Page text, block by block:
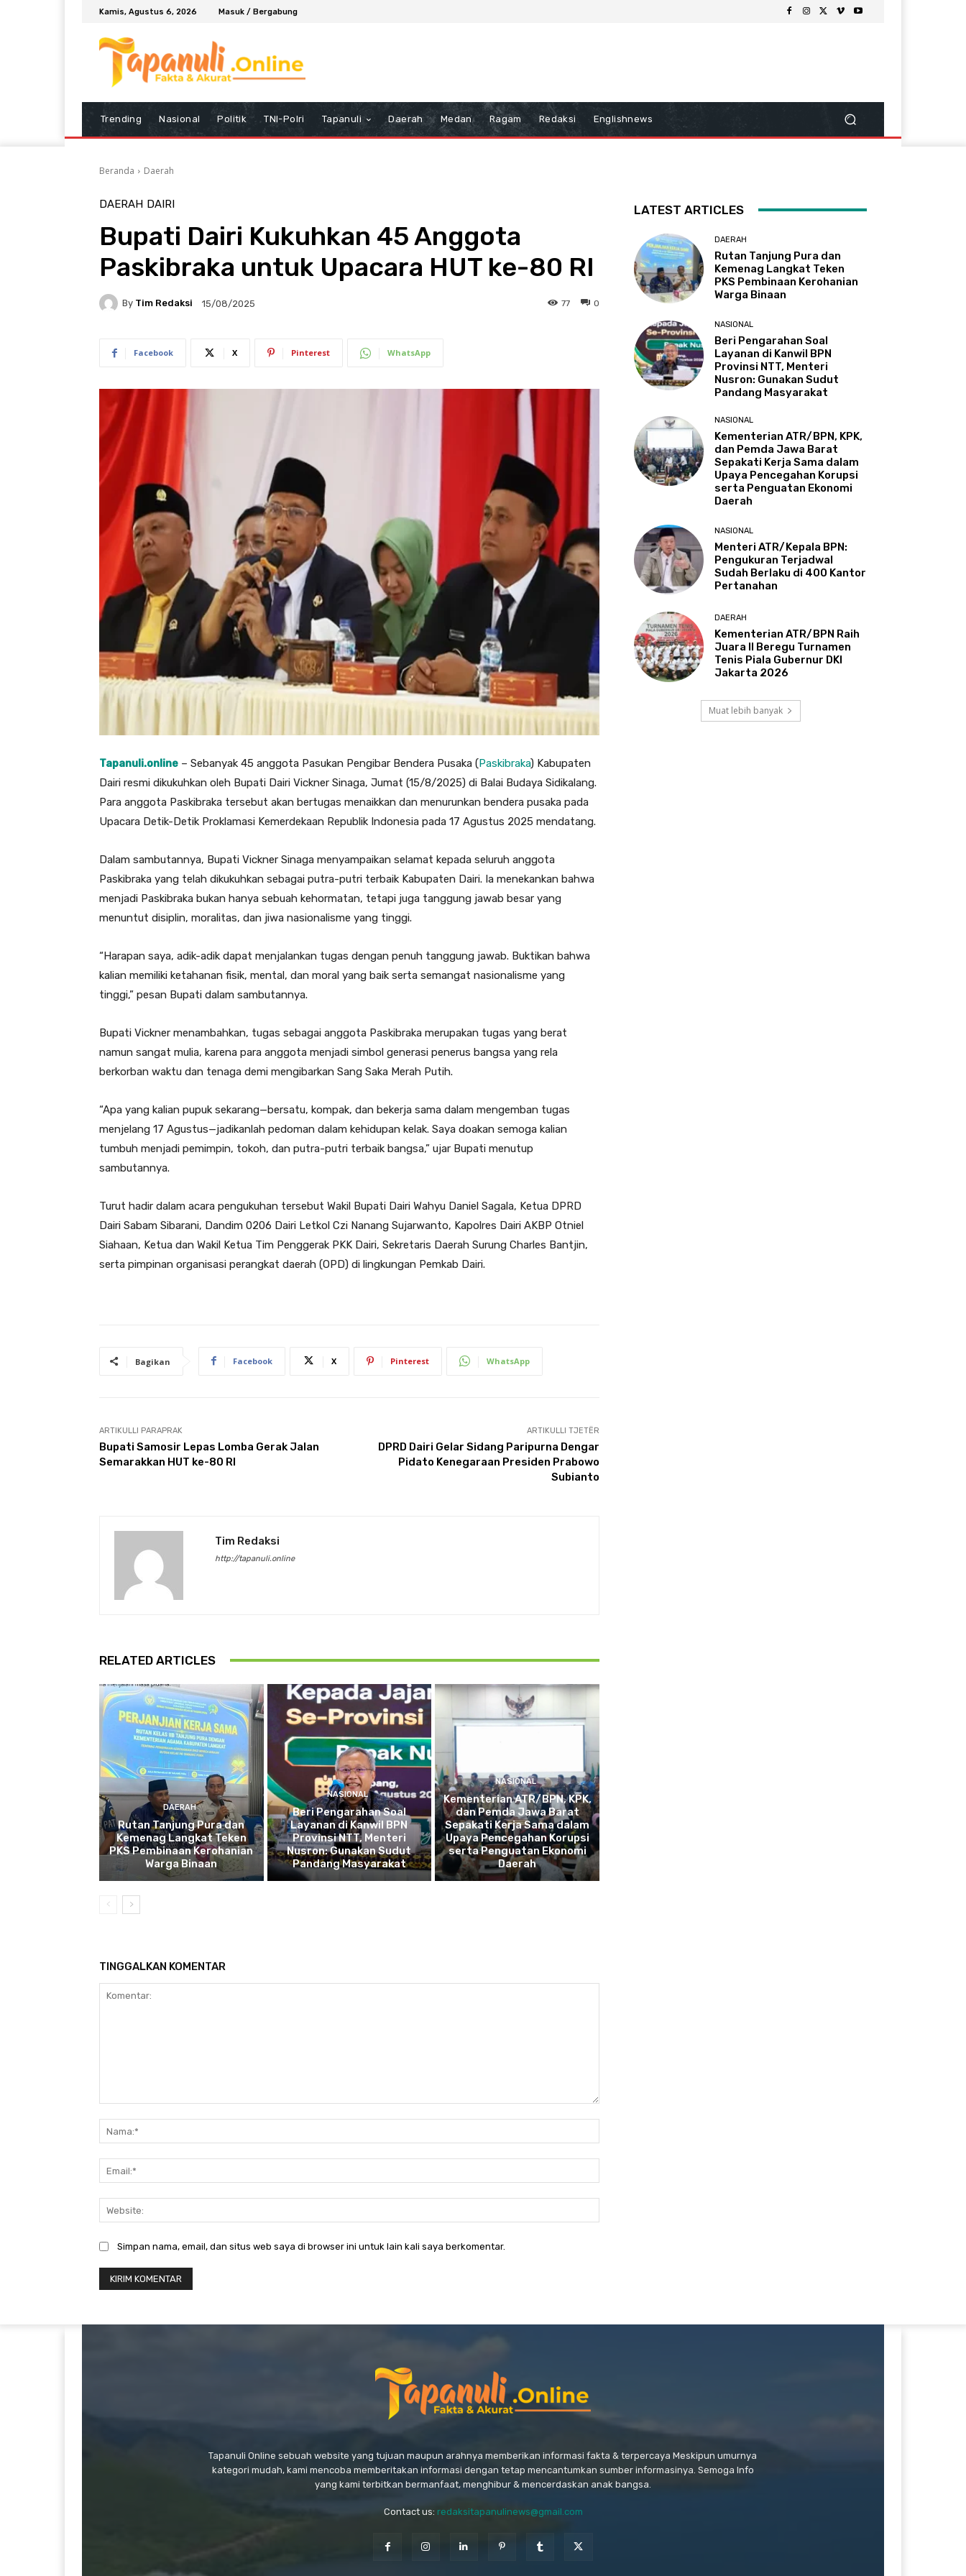
Kamis, Agustus 6, 2026 Masuk / Bergabung
Trending Nasional Politik TNI-Polri Tapanuli Daerah Medan Ragam Redaksi Englishnews
Beranda Daerah
DAERAH DAIRI
Bupati Dairi Kukuhkan 45 Anggota
Paskibraka untuk Upacara HUT ke-80 RI
By Tim Redaksi 15/08/2025 0
77
Facebook X Pinterest WhatsApp
Tapanuli.online – Sebanyak 45 anggota Pasukan Pengibar Bendera Pusaka (Paskibraka) Kabupaten
Dairi resmi dikukuhkan oleh Bupati Dairi Vickner Sinaga, Jumat (15/8/2025) di Balai Budaya Sidikalang.
Para anggota Paskibraka tersebut akan bertugas menaikkan dan menurunkan bendera pusaka pada
Upacara Detik-Detik Proklamasi Kemerdekaan Republik Indonesia pada 17 Agustus 2025 mendatang.
Dalam sambutannya, Bupati Vickner Sinaga menyampaikan selamat kepada seluruh anggota
Paskibraka yang telah dikukuhkan sebagai putra-putri terbaik Kabupaten Dairi. Ia menekankan bahwa
menjadi Paskibraka bukan hanya sebuah kehormatan, tetapi juga tanggung jawab besar yang
menuntut disiplin, moralitas, dan jiwa nasionalisme yang tinggi.
“Harapan saya, adik-adik dapat menjalankan tugas dengan penuh tanggung jawab. Buktikan bahwa
kalian memiliki ketahanan fisik, mental, dan moral yang baik serta semangat nasionalisme yang
tinggi,” pesan Bupati dalam sambutannya.
Bupati Vickner menambahkan, tugas sebagai anggota Paskibraka merupakan tugas yang berat
namun sangat mulia, karena para anggota menjadi simbol generasi penerus bangsa yang rela
berkorban waktu dan tenaga demi mengibarkan Sang Saka Merah Putih.
“Apa yang kalian pupuk sekarang—bersatu, kompak, dan bekerja sama dalam mengemban tugas
menjelang 17 Agustus—jadikanlah pedoman dalam kehidupan kelak. Saya doakan semoga kalian
tumbuh menjadi pemimpin, tokoh, dan putra-putri terbaik bangsa,” ujar Bupati menutup
sambutannya.
Turut hadir dalam acara pengukuhan tersebut Wakil Bupati Dairi Wahyu Daniel Sagala, Ketua DPRD
Dairi Sabam Sibarani, Dandim 0206 Dairi Letkol Czi Nanang Sujarwanto, Kapolres Dairi AKBP Otniel
Siahaan, Ketua dan Wakil Ketua Tim Penggerak PKK Dairi, Sekretaris Daerah Surung Charles Bantjin,
serta pimpinan organisasi perangkat daerah (OPD) di lingkungan Pemkab Dairi.
Bagikan Facebook X Pinterest WhatsApp
ARTIKULLI PARAPRAK
Bupati Samosir Lepas Lomba Gerak Jalan
Semarakkan HUT ke-80 RI
ARTIKULLI TJETËR
DPRD Dairi Gelar Sidang Paripurna Dengar
Pidato Kenegaraan Presiden Prabowo
Subianto
Tim Redaksi
http://tapanuli.online
RELATED ARTICLES
DAERAH
Rutan Tanjung Pura dan
Kemenag Langkat Teken
PKS Pembinaan Kerohanian
Warga Binaan
NASIONAL
Beri Pengarahan Soal
Layanan di Kanwil BPN
Provinsi NTT, Menteri
Nusron: Gunakan Sudut
Pandang Masyarakat
NASIONAL
Kementerian ATR/BPN, KPK,
dan Pemda Jawa Barat
Sepakati Kerja Sama dalam
Upaya Pencegahan Korupsi
serta Penguatan Ekonomi
Daerah
TINGGALKAN KOMENTAR
Simpan nama, email, dan situs web saya di browser ini untuk lain kali saya berkomentar.
LATEST ARTICLES
DAERAH
Rutan Tanjung Pura dan
Kemenag Langkat Teken
PKS Pembinaan Kerohanian
Warga Binaan
NASIONAL
Beri Pengarahan Soal
Layanan di Kanwil BPN
Provinsi NTT, Menteri
Nusron: Gunakan Sudut
Pandang Masyarakat
NASIONAL
Kementerian ATR/BPN, KPK,
dan Pemda Jawa Barat
Sepakati Kerja Sama dalam
Upaya Pencegahan Korupsi
serta Penguatan Ekonomi
Daerah
NASIONAL
Menteri ATR/Kepala BPN:
Pengukuran Terjadwal
Sudah Berlaku di 400 Kantor
Pertanahan
DAERAH
Kementerian ATR/BPN Raih
Juara II Beregu Turnamen
Tenis Piala Gubernur DKI
Jakarta 2026
Muat lebih banyak
Tapanuli Online sebuah website yang tujuan maupun arahnya memberikan informasi fakta & terpercaya Meskipun umurnya
kategori mudah, kami mencoba memberitakan informasi dengan tetap mencantumkan sumber informasinya. Semoga Info
yang kami terbitkan bermanfaat, menghibur & mencerdaskan anak bangsa.
Contact us: redaksitapanulinews@gmail.com